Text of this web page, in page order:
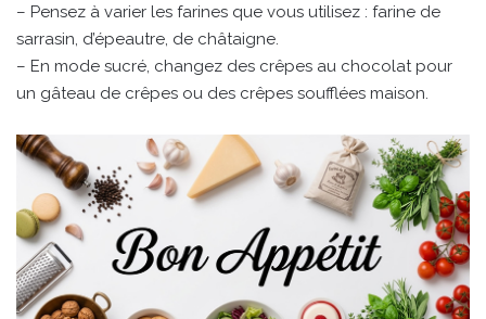
– Pensez à varier les farines que vous utilisez : farine de
sarrasin, d’épeautre, de châtaigne.
– En mode sucré, changez des crêpes au chocolat pour
un gâteau de crêpes ou des crêpes soufflées maison.